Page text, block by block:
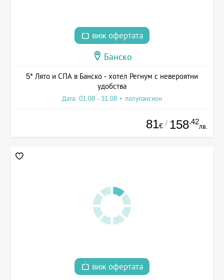
виж офертата
Банско
5* Лято и СПА в Банско - хотел Регнум с невероятни
удобства
Дата: 01.08 - 31.08 + полупансион
81€ / 158.42
лв.
виж офертата